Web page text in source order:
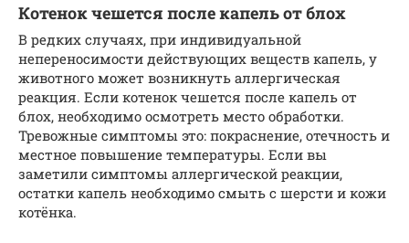
Котенок чешется после капель от блох
В редких случаях, при индивидуальной
непереносимости действующих веществ капель, у
животного может возникнуть аллергическая
реакция. Если котенок чешется после капель от
блох, необходимо осмотреть место обработки.
Тревожные симптомы это: покраснение, отечность и
местное повышение температуры. Если вы
заметили симптомы аллергической реакции,
остатки капель необходимо смыть с шерсти и кожи
котёнка.